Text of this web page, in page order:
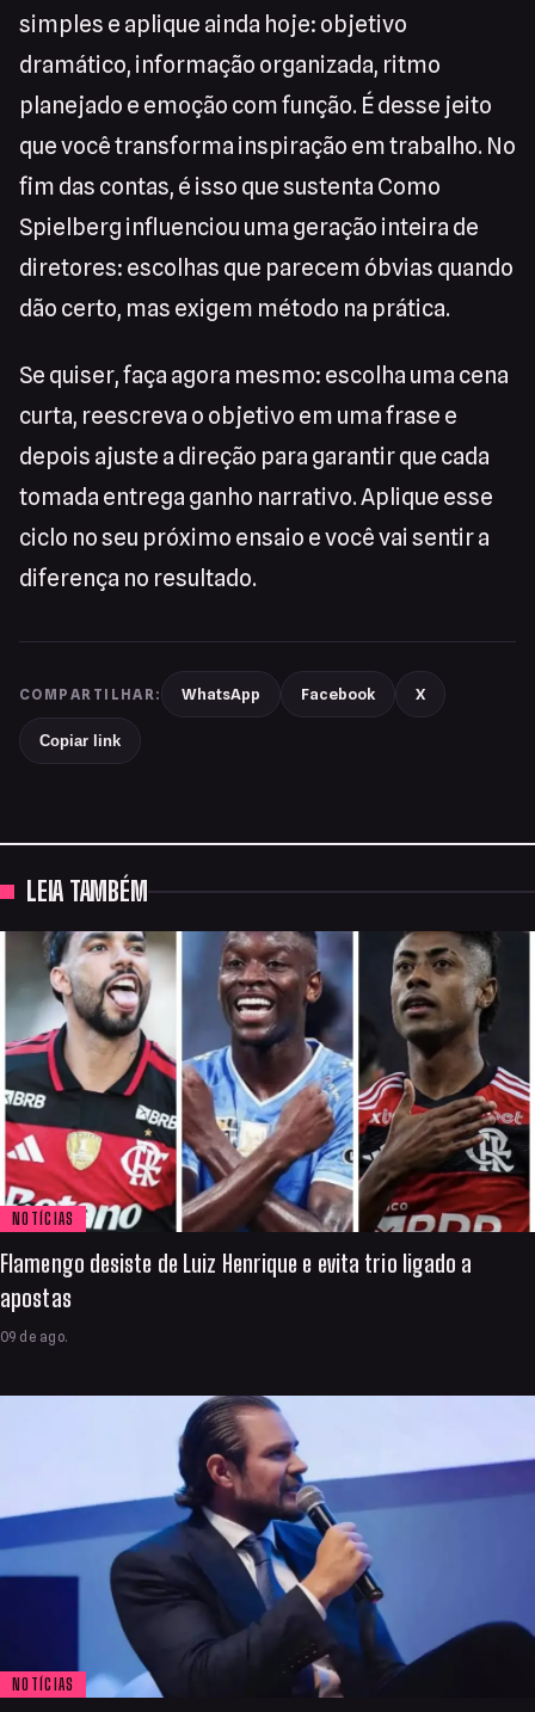
simples e aplique ainda hoje: objetivo
dramático, informação organizada, ritmo
planejado e emoção com função. É desse jeito
que você transforma inspiração em trabalho. No
fim das contas, é isso que sustenta Como
Spielberg influenciou uma geração inteira de
diretores: escolhas que parecem óbvias quando
dão certo, mas exigem método na prática.
Se quiser, faça agora mesmo: escolha uma cena
curta, reescreva o objetivo em uma frase e
depois ajuste a direção para garantir que cada
tomada entrega ganho narrativo. Aplique esse
ciclo no seu próximo ensaio e você vai sentir a
diferença no resultado.
COMPARTILHAR: WhatsApp Facebook X
Copiar link
LEIA TAMBÉM
NOTÍCIAS
Flamengo desiste de Luiz Henrique e evita trio ligado a
apostas
09 de ago.
NOTÍCIAS